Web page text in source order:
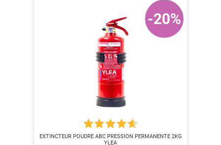
EXTINCTEUR POUDRE ABC PRESSION PERMANENTE 2KG
YLEA
-20%